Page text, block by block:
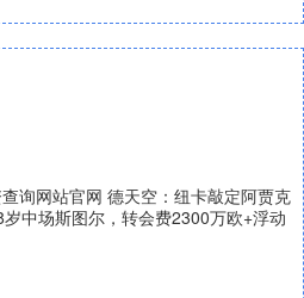
询网站官网 德天空：纽卡敲定阿贾克
中场斯图尔，转会费2300万欧+浮动